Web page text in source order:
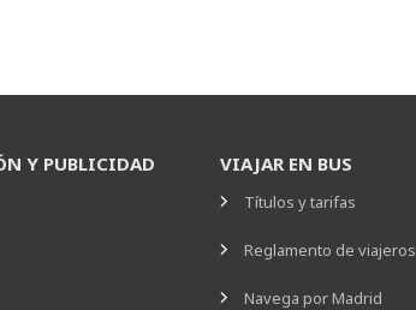
Y PUBLICIDAD VIAJAR EN BUS
Títulos y tarifas
Reglamento de viajeros
Navega por Madrid